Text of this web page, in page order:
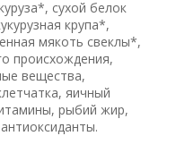
сухой белок
крупа*,
мякоть свеклы*,
происхождения,
вещества,
яичный
рыбий жир,